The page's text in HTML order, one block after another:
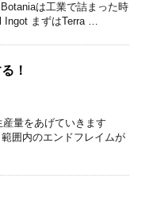
は工業で詰まった時
Ingot まずはTerra …
！
量をあげていきます
囲内のエンドフレイムが